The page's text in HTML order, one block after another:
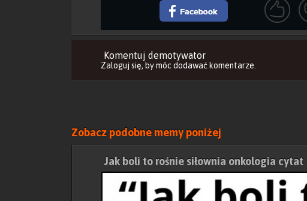
Komentuj demotywator
Zaloguj się, by móc dodawać komentarze.
Zobacz podobne memy poniżej
Jak boli to rośnie siłownia onkologia cytat